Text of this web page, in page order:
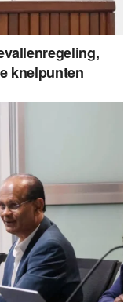
knelpunten